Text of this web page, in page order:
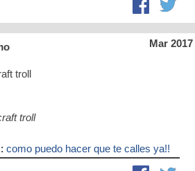
Mar 2017
troll
troll
como puedo hacer que te calles ya!!